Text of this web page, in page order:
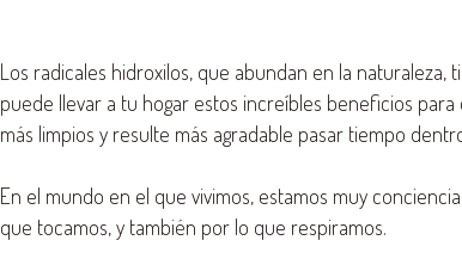
Los radicales hidroxilos, que abundan en la
puede llevar a tu hogar estos increíbles beneficios
más limpios y resulte más agradable pasar tiempo
En el mundo en el que vivimos, estamos muy
que tocamos, y también por lo que respiramos.